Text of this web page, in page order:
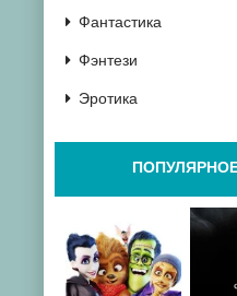
Фантастика
Фэнтези
Эротика